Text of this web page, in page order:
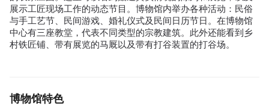
展示工匠现场工作的动态节目。博物馆内举办各种活动：民俗
与手工艺节、民间游戏、婚礼仪式及民间日历节日。在博物馆
中心有三座教堂，代表不同类型的宗教建筑。此外还能看到乡
村铁匠铺、带有展览的马厩以及带有打谷装置的打谷场。
博物馆特色